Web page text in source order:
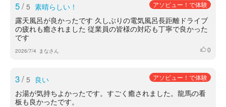
5/ 5 素晴らしい！ アソビュー！で体験
露天風呂が良かったです 久しぶりの電気風呂長距離ドライブ
の疲れも癒されました 従業員の皆様の対応も丁寧で良かった
です
2026/7/4 まなさん いいね
0
3/ 5 良い アソビュー！で体験
お湯が気持ちよかったです。すごく癒されました。龍馬の看
板も良かったです。